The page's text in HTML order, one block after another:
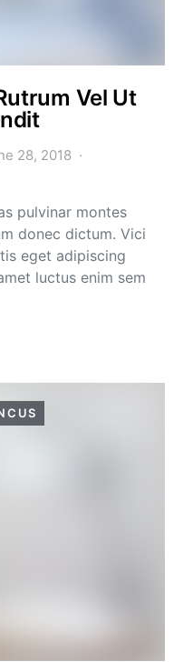
Vel Ut
28, 2018
pulvinar montes
donec dictum. Vici
eget adipiscing
luctus enim sem